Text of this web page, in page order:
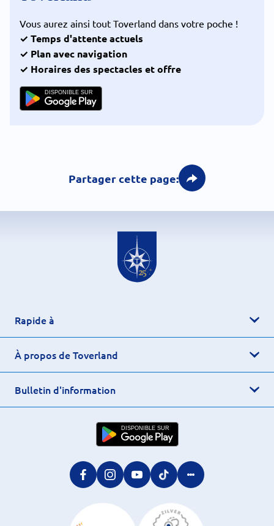
Vous aurez ainsi tout Toverland dans votre poche !
✓ Temps d'attente actuels
✓ Plan avec navigation
✓ Horaires des spectacles et offre
DISPONIBLE SUR
Partager cette page:
Rapide à
À propos de Toverland
Bulletin d'information
DISPONIBLE SUR